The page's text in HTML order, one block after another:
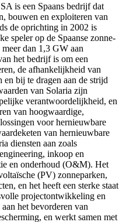
is een Spaans bedrijf dat
bouwen en exploiteren van
de oprichting in 2002 is
speler op de Spaanse zonne-
dan 1,3 GW aan
het bedrijf is om een
de afhankelijkheid van
en bij te dragen aan de strijd
van Solaria zijn
verantwoordelijkheid, en
van hoogwaardige,
voor hernieuwbare
van hernieuwbare
diensten aan zoals
inkoop en
en onderhoud (O&M). Het
(PV) zonneparken,
en het heeft een sterke staat
projectontwikkeling en
het bevorderen van
en werkt samen met